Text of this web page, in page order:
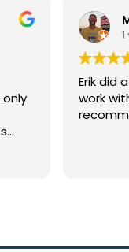
1
Erik did a great
work with